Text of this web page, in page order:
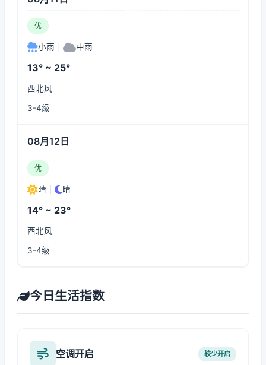
优
小雨 中雨
13° ~ 25°
西北风
3-4级
08月12日
优
晴 晴
14° ~ 23°
西北风
3-4级
今日生活指数
空调开启 较少开启